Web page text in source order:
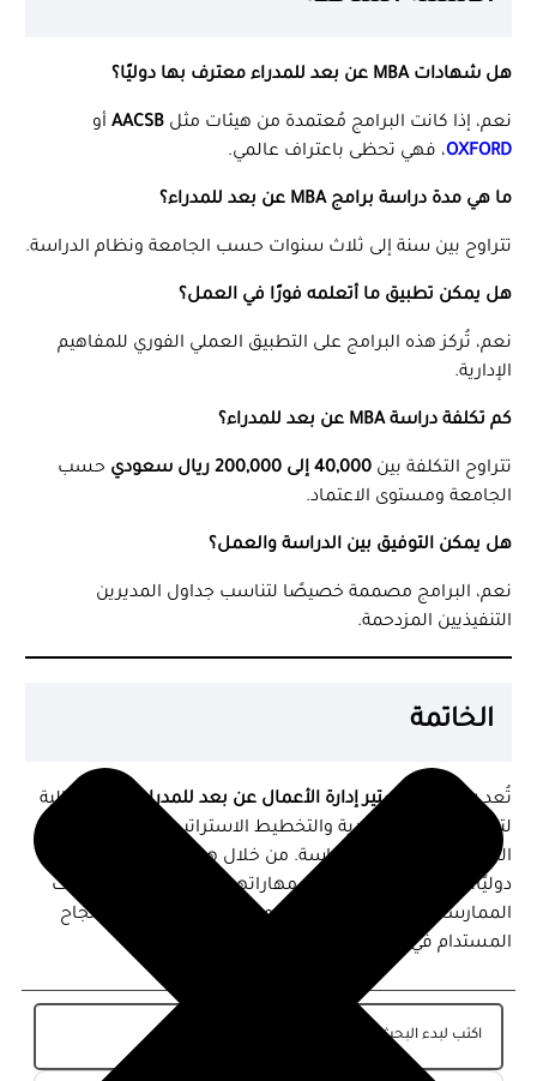
هل شهادات MBA عن بعد للمدراء معترف بها دوليًا؟
نعم، إذا كانت البرامج مُعتمدة من هيئات مثل AACSB أو
OXFORD، فهي تحظى باعتراف عالمي.
ما هي مدة دراسة برامج MBA عن بعد للمدراء؟
تتراوح بين سنة إلى ثلاث سنوات حسب الجامعة ونظام الدراسة.
هل يمكن تطبيق ما أتعلمه فورًا في العمل؟
نعم، تُركز هذه البرامج على التطبيق العملي الفوري للمفاهيم
الإدارية.
كم تكلفة دراسة MBA عن بعد للمدراء؟
تتراوح التكلفة بين 40,000 إلى 200,000 ريال سعودي
حسب
الجامعة ومستوى الاعتماد.
هل يمكن التوفيق بين الدراسة والعمل؟
نعم، البرامج مصممة خصيصًا لتناسب جداول المديرين
التنفيذيين المزدحمة.
الخاتمة
تُعدبرامج ماجستير إدارة الأعمال عن بعد للمدراء
فرصة مثالية
لتعزيز القدرات القيادية والتخطيط الاستراتيجي مع الحفاظ على
المرونة في العمل والدراسة. من خلال هذه البرامج المُعتمدة
دوليًا، يُمكن للمديرين تطوير مهاراتهم القيادية وتطبيق أحدث
الممارسات الإدارية لتعزيز أدائهم المؤسسي وتحقيق النجاح
المستدام في عالم الأعمال التنافسي.